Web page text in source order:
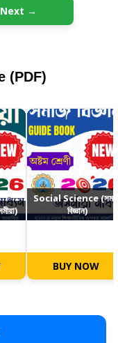
Next →
(PDF)
Social Science
বিজ্ঞান)
BUY NOW